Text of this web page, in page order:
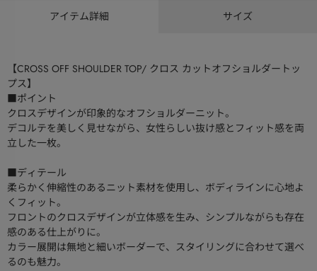
アイテム詳細 サイズ
【CROSS OFF SHOULDER TOP/ クロス カットオフショルダートッ
プス】
■ポイント
クロスデザインが印象的なオフショルダーニット。
デコルテを美しく見せながら、女性らしい抜け感とフィット感を両
立した一枚。
■ディテール
柔らかく伸縮性のあるニット素材を使用し、ボディラインに心地よ
くフィット。
フロントのクロスデザインが立体感を生み、シンプルながらも存在
感のある仕上がりに。
カラー展開は無地と細いボーダーで、スタイリングに合わせて選べ
るのも魅力。